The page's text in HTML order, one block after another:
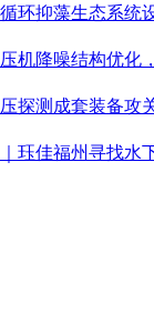
环抑藻生态系统
机降噪结构优化
探测成套装备攻
珏佳福州寻找水